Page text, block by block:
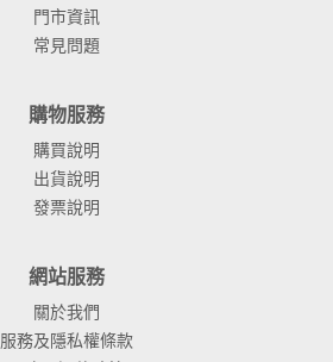
門市資訊
常見問題
購物服務
購買說明
出貨說明
發票說明
網站服務
關於我們
服務及隱私權條款